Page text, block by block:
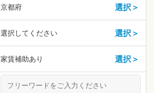
京都府 選択＞
選択してください 選択＞
家賃補助あり 選択＞